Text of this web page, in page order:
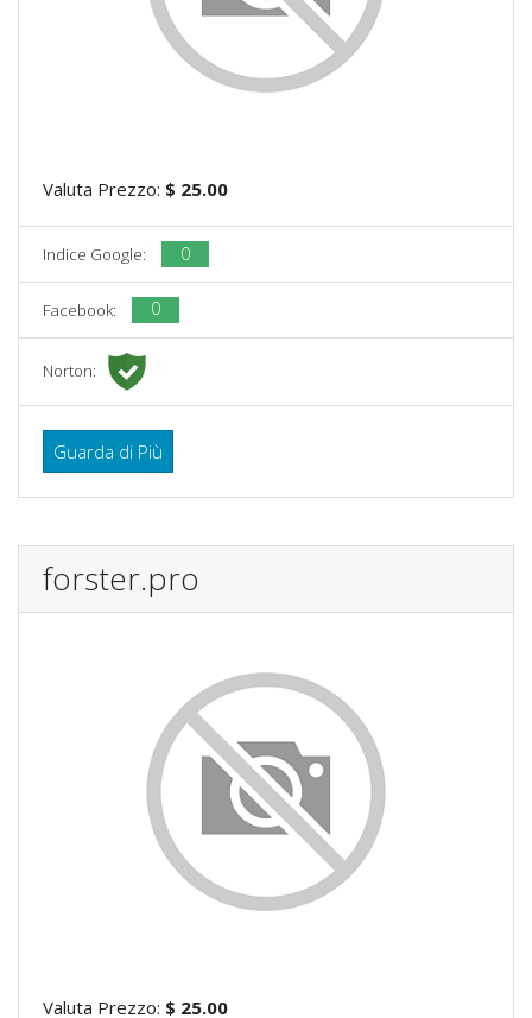
Valuta Prezzo: $ 25.00
Indice Google: 0
Facebook: 0
Norton:
Guarda di Più
forster.pro
Valuta Prezzo: $ 25.00